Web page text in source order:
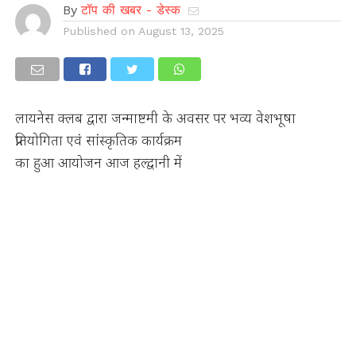
By टॉप की खबर - डेस्क
Published on August 13, 2025
लायनेस क्लब द्वारा जन्माष्टमी के अवसर पर भव्य वेशभूषा
प्रतियोगिता एवं सांस्कृतिक कार्यक्रम
का हुआ आयोजन आज हल्द्वानी में